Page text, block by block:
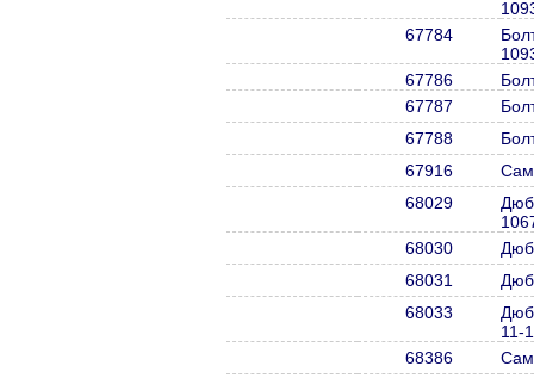
67784
67786
67787
67788
67916
68029
68030
68031
68033
11-
68386